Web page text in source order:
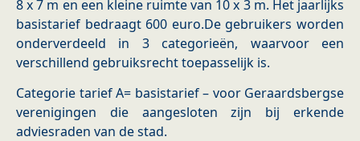
8 x 7 m en een kleine ruimte van 10 x 3 m. Het jaarlijks
basistarief bedraagt 600 euro.De gebruikers worden
onderverdeeld in 3 categorieën, waarvoor een
verschillend gebruiksrecht toepasselijk is.
Categorie tarief A= basistarief – voor Geraardsbergse
verenigingen die aangesloten zijn bij erkende
adviesraden van de stad.